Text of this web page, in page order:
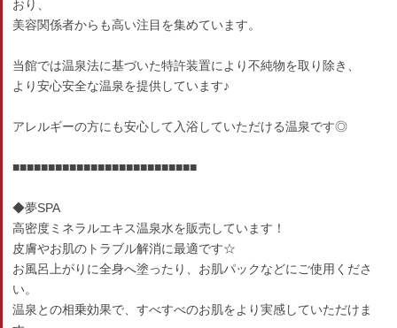
おり、
美容関係者からも高い注目を集めています。
当館では温泉法に基づいた特許装置により不純物を取り除き、
より安心安全な温泉を提供しています♪
アレルギーの方にも安心して入浴していただける温泉です◎
■■■■■■■■■■■■■■■■■■■■■■■■■■
◆夢SPA
高密度ミネラルエキス温泉水を販売しています！
皮膚やお肌のトラブル解消に最適です☆
お風呂上がりに全身へ塗ったり、お肌パックなどにご使用くださ
い。
温泉との相乗効果で、すべすべのお肌をより実感していただけま